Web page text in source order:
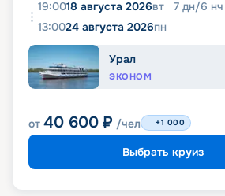
19:0018 августа 2026вт 7 дн/6 нч
13:0024 августа 2026пн
Урал
ЭКОНОМ
от 40 600 ₽ /чел +1 000
Выбрать круиз